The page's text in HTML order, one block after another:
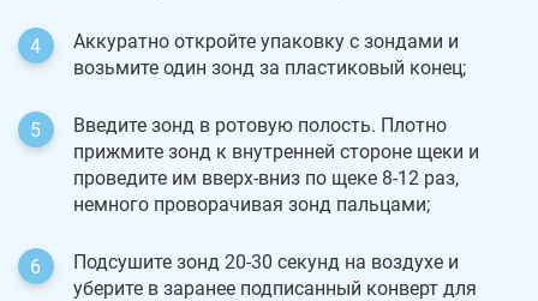
Аккуратно откройте упаковку с зондами и
возьмите один зонд за пластиковый конец;
Введите зонд в ротовую полость. Плотно
прижмите зонд к внутренней стороне щеки и
проведите им вверх-вниз по щеке 8-12 раз,
немного проворачивая зонд пальцами;
Подсушите зонд 20-30 секунд на воздухе и
уберите в заранее подписанный конверт для